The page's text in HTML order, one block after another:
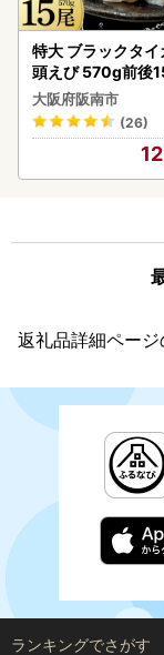
特大 ブラックタイ
頭えび 570g前後
大阪府阪南市
(26)
返礼品詳細ページ
ランキングでさがす